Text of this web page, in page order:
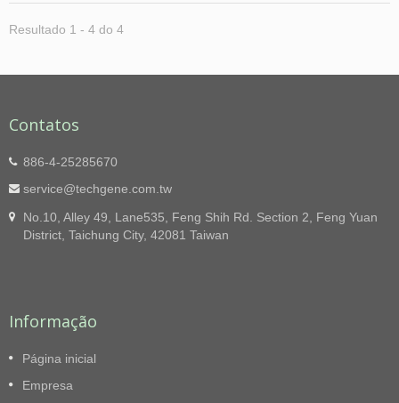
Resultado 1 - 4 do 4
Contatos
886-4-25285670
service@techgene.com.tw
No.10, Alley 49, Lane535, Feng Shih Rd. Section 2, Feng Yuan
District, Taichung City, 42081 Taiwan
Informação
Página inicial
Empresa